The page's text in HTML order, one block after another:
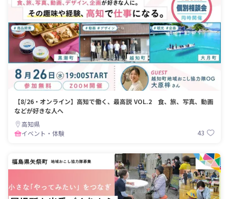
【8/26・オンライン】高知で働く、最高説 VOL.2 食、旅、写真、動画
などが好きな人へ
高知県
イベント・体験
43